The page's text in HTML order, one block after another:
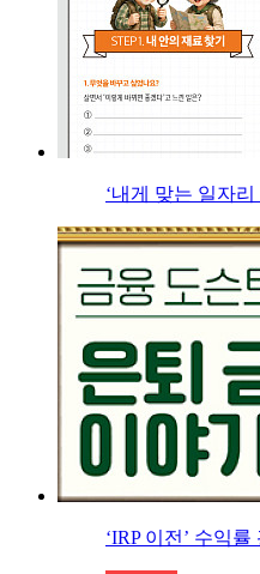
‘내게 맞는 일자
‘IRP 이전’ 수익